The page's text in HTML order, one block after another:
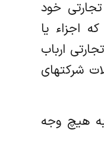
خود
که اجزاء یا
ارباب
معاملات شرکتهای
به هیچ وجه